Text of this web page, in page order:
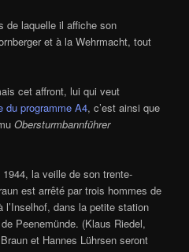
de laquelle il affiche son
et à la Wehrmacht, tout
cet affront, lui qui veut
du programme A4, c’est ainsi que
Obersturmbannführer
la veille de son trente-
est arrêté par trois hommes de
dans la petite station
Peenemünde. (Klaus Riedel,
et Hannes Lührsen seront